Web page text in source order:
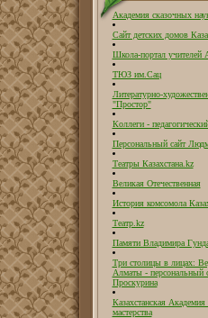
Академия сказочных
Сайт детских домов
Школа-портал учителей
ТЮЗ им.Сац
Литературно-
"Простор"
Коллеги -
Персональный сайт
Театры Казахстана.kz
Великая Отечественная
История комсомола
Театр.kz
Памяти Владимира
Три столицы в лицах:
Алматы - персональный
Проскурина
Казахстанская Академия
мастерства